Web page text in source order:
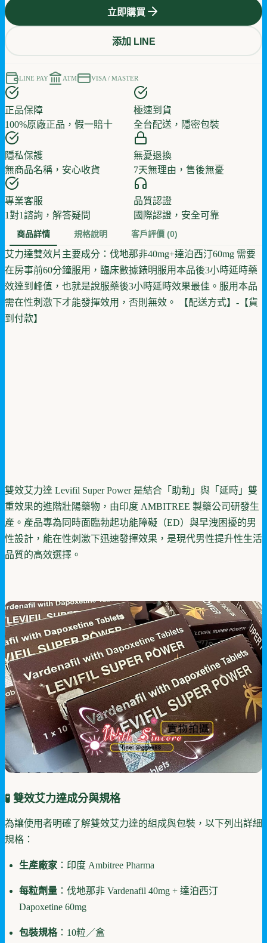
立即購買
添加 LINE
LINE PAY ATM VISA / MASTER
正品保障
100%原廠正品，假一賠十
極速到貨
全台配送，隱密包裝
隱私保護
無商品名稱，安心收貨
無憂退換
7天無理由，售後無憂
專業客服
1對1諮詢，解答疑問
品質認證
國際認證，安全可靠
商品詳情 規格說明 客戶評價 (0)
艾力達雙效片主要成分：伐地那非40mg+達泊西汀60mg 需要
在房事前60分鐘服用，臨床數據錶明服用本品後3小時延時藥
效達到峰值，也就是說服藥後3小時延時效果最佳。服用本品
需在性刺激下才能發揮效用，否則無效。 【配送方式】-【貨
到付款】
雙效艾力達 Levifil Super Power 是結合「助勃」與「延時」雙
重效果的進階壯陽藥物，由印度 AMBITREE 製藥公司研發生
產。產品專為同時面臨勃起功能障礙（ED）與早洩困擾的男
性設計，能在性刺激下迅速發揮效果，是現代男性提升性生活
品質的高效選擇。
🧪 雙效艾力達成分與規格
為讓使用者明確了解雙效艾力達的組成與包裝，以下列出詳細
規格：
生產廠家 ：印度 Ambitree Pharma
每粒劑量 ：伐地那非 Vardenafil 40mg + 達泊西汀
Dapoxetine 60mg
包裝規格：10粒／盒